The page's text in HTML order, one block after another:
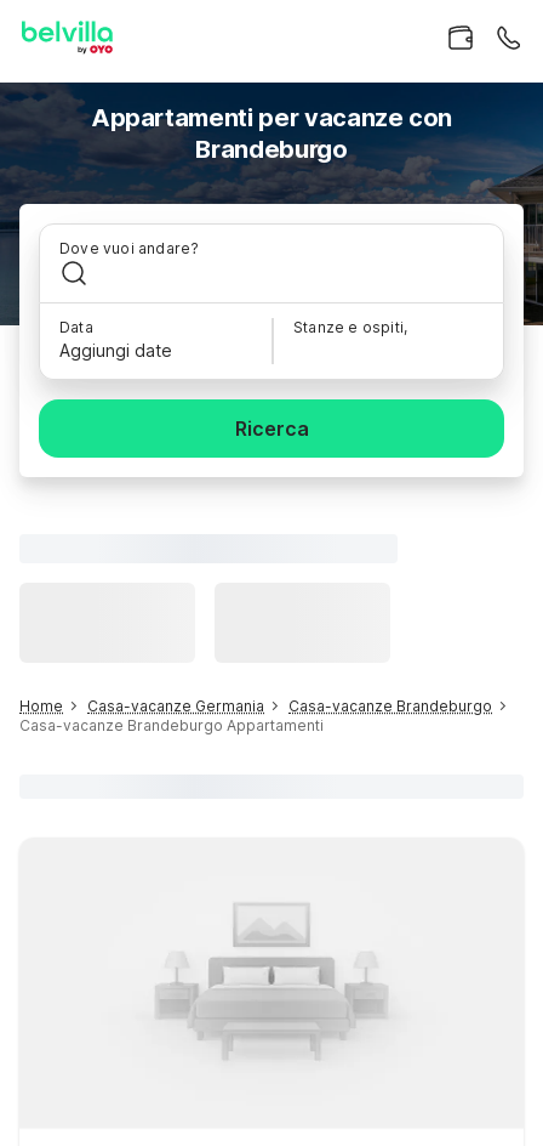
Appartamenti per vacanze con
Brandeburgo
Dove vuoi andare?
Data
Aggiungi date
Stanze e ospiti,
Ricerca
Home Casa-vacanze Germania
Casa-vacanze Brandeburgo
Casa-vacanze Brandeburgo Appartamenti